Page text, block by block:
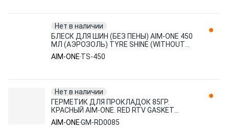
Нет в наличии
БЛЕСК ДЛЯ ШИН (БЕЗ ПЕНЫ) AIM-ONE 450
МЛ (АЭРОЗОЛЬ) TYRE SHINE (WITHOUT
FOAM) 450 ML TS-450 TS450
AIM-ONE TS-450
Нет в наличии
ГЕРМЕТИК ДЛЯ ПРОКЛАДОК 85ГР.
КРАСНЫЙ AIM-ONE. RED RTV GASKET
MAKER NEUTRAL TYPE GM-RD0085
GMRD0085
AIM-ONEGM-RD0085